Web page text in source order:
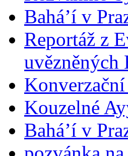
Bahá’í v
Reportáž z
uvězněných
Kouzelné
Bahá’í v